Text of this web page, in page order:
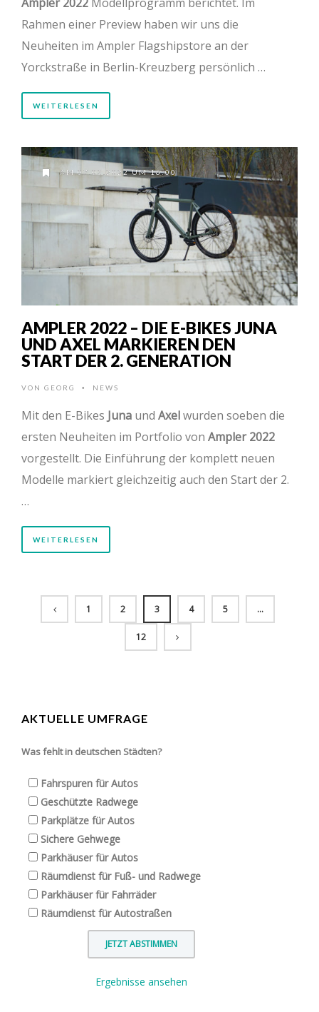
Rahmen einer Preview haben wir uns die
Neuheiten im Ampler Flagshipstore an der
Yorckstraße in Berlin-Kreuzberg persönlich …
WEITERLESEN
AM 07.03.2022 UM 16:00
AMPLER 2022 – DIE E-BIKES JUNA
UND AXEL MARKIEREN DEN
START DER 2. GENERATION
VON GEORG • NEWS
Mit den E-Bikes Juna und Axelwurden soeben die
ersten Neuheiten im Portfolio von Ampler 2022
vorgestellt. Die Einführung der komplett neuen
Modelle markiert gleichzeitig auch den Start der 2.
…
WEITERLESEN
1 2 3 4 5 …
12
AKTUELLE UMFRAGE
Was fehlt in deutschen Städten?
Fahrspuren für Autos
Geschützte Radwege
Parkplätze für Autos
Sichere Gehwege
Parkhäuser für Autos
Räumdienst für Fuß- und Radwege
Parkhäuser für Fahrräder
Räumdienst für Autostraßen
Ergebnisse ansehen